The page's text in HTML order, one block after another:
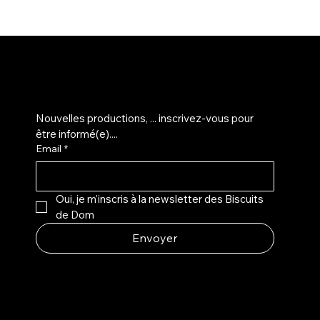
Nouvelles productions, ... inscrivez-vous pour
être informé(e)....
Email *
Oui, je m'inscris à la newsletter des Biscuits
de Dom
Envoyer